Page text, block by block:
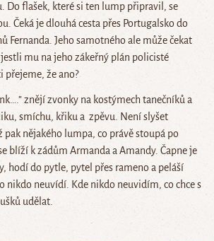
Do flašek, které si ten lump připravil, se
Čeká je dlouhá cesta přes Portugalsko do
Fernanda. Jeho samotného ale může čekat
mu na jeho zákeřný plán policisté
přejeme, že ano?
znějí zvonky na kostýmech tanečníků a
smíchu, křiku a zpěvu. Není slyšet
nějakého lumpa, co právě stoupá po
blíží k zádům Armanda a Amandy. Čapne je
hodí do pytle, pytel přes rameno a peláší
nikdo neuvídí. Kde nikdo neuvidím, co chce s
udělat.